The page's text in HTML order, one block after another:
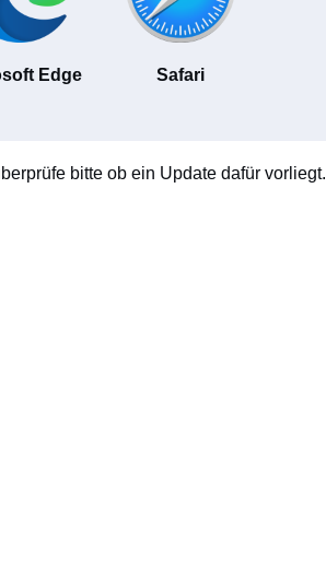
Edge Safari
bitte ob ein Update dafür vorliegt.